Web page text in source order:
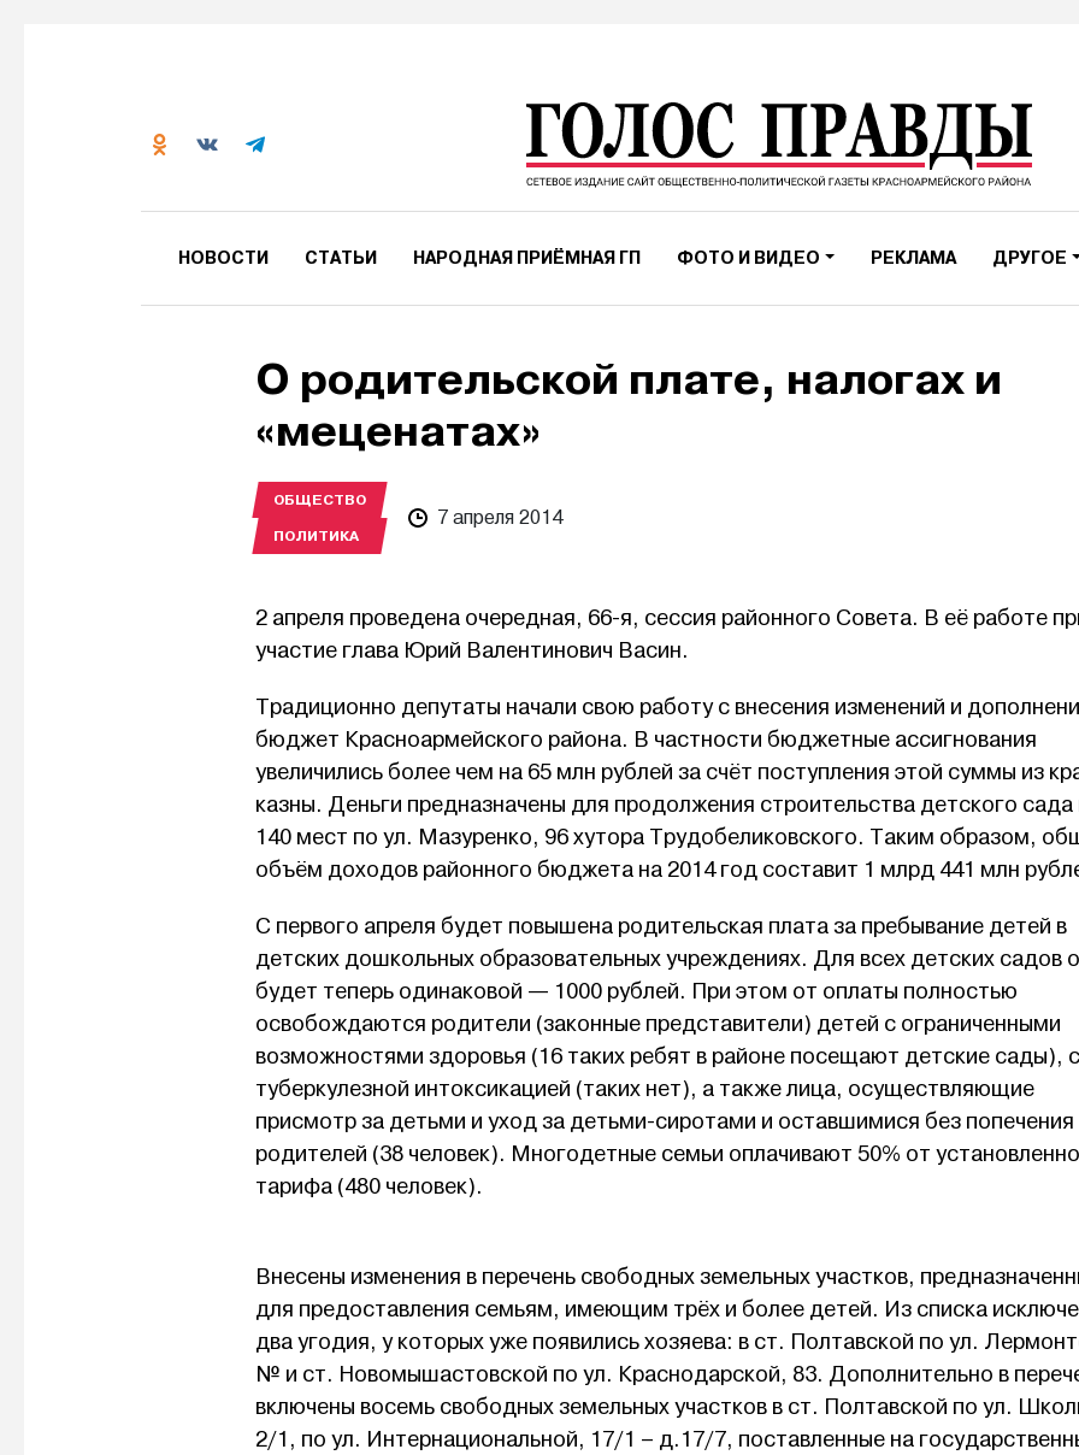
НОВОСТИ СТАТЬИ НАРОДНАЯ ПРИЁМНАЯ ГП ФОТО И ВИДЕО РЕКЛАМА ДРУГОЕ
О родительской плате, налогах и
«меценатах»
ОБЩЕСТВО
ПОЛИТИКА
7 апреля 2014
2 апреля проведена очередная, 66-я, сессия районного Совета. В её работе
участие глава Юрий Валентинович Васин.
Традиционно депутаты начали свою работу с внесения изменений и
бюджет Красноармейского района. В частности бюджетные ассигнования
увеличились более чем на 65 млн рублей за счёт поступления этой суммы из
казны. Деньги предназначены для продолжения строительства детского сада
140 мест по ул. Мазуренко, 96 хутора Трудобеликовского. Таким образом,
объём доходов районного бюджета на 2014 год составит 1 млрд 441 млн
С первого апреля будет повышена родительская плата за пребывание детей в
детских дошкольных образовательных учреждениях. Для всех детских садов
будет теперь одинаковой — 1000 рублей. При этом от оплаты полностью
освобождаются родители (законные представители) детей с ограниченными
возможностями здоровья (16 таких ребят в районе посещают детские сады), с
туберкулезной интоксикацией (таких нет), а также лица, осуществляющие
присмотр за детьми и уход за детьми-сиротами и оставшимися без попечения
родителей (38 человек). Многодетные семьи оплачивают 50% от
тарифа (480 человек).
Внесены изменения в перечень свободных земельных участков,
для предоставления семьям, имеющим трёх и более детей. Из списка
два угодия, у которых уже появились хозяева: в ст. Полтавской по ул.
№ и ст. Новомышастовской по ул. Краснодарской, 83. Дополнительно в
включены восемь свободных земельных участков в ст. Полтавской по ул.
2/1, по ул. Интернациональной, 17/1 – д.17/7, поставленные на